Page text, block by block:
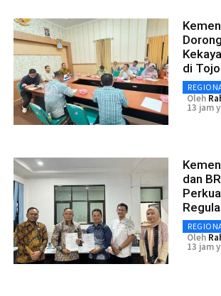
di
Oleh
13 jam
dan
Oleh
13 jam